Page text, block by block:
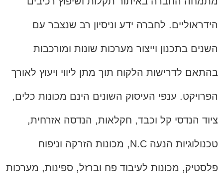
הידראוליים. לחברה ידע וניסיון רב שנצבר עם
השנים בתכנון וייצור מערכות שונות ומורכבות
בהתאם לדרישות הלקוח תוך מתן ליווי ויעוץ לאורך
הפרויקט. ענפי העיסוק השונים הינם מכונות כלים,
ציוד הנדסי קל וכבד, חקלאות, הנדסה אזרחית,
טכנולוגיות הנעה N.C, מכונות הזרקה וניפוח
פלסטיק, מכונות לעיבוד פח וברזל, ספינות, מערכות